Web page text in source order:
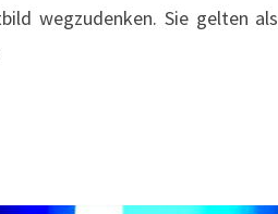
wegzudenken. Sie gelten als